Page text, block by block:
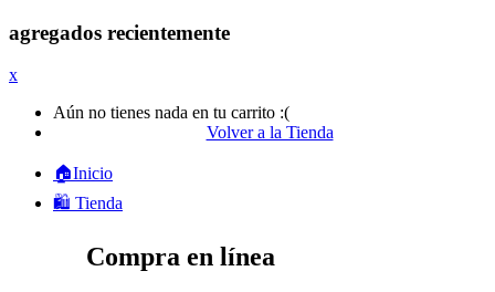
agregados recientemente
x
Aún no tienes nada en tu carrito :(
Volver a la Tienda
🏠Inicio
🛍️ Tienda
Compra en línea